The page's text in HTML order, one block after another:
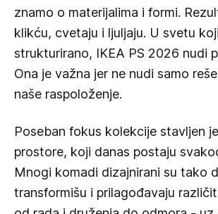
znamo o materijalima i formi.
klikću, cvetaju i ljuljaju. U svetu
strukturirano, IKEA PS 2026 nudi
Ona je važna jer ne nudi samo
naše raspoloženje.
Poseban fokus kolekcije stavljen
prostore, koji danas postaju
Mnogi komadi dizajnirani su tako
transformišu i prilagođavaju